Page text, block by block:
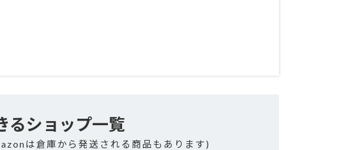
るショップ一覧
は倉庫から発送される商品もあります)